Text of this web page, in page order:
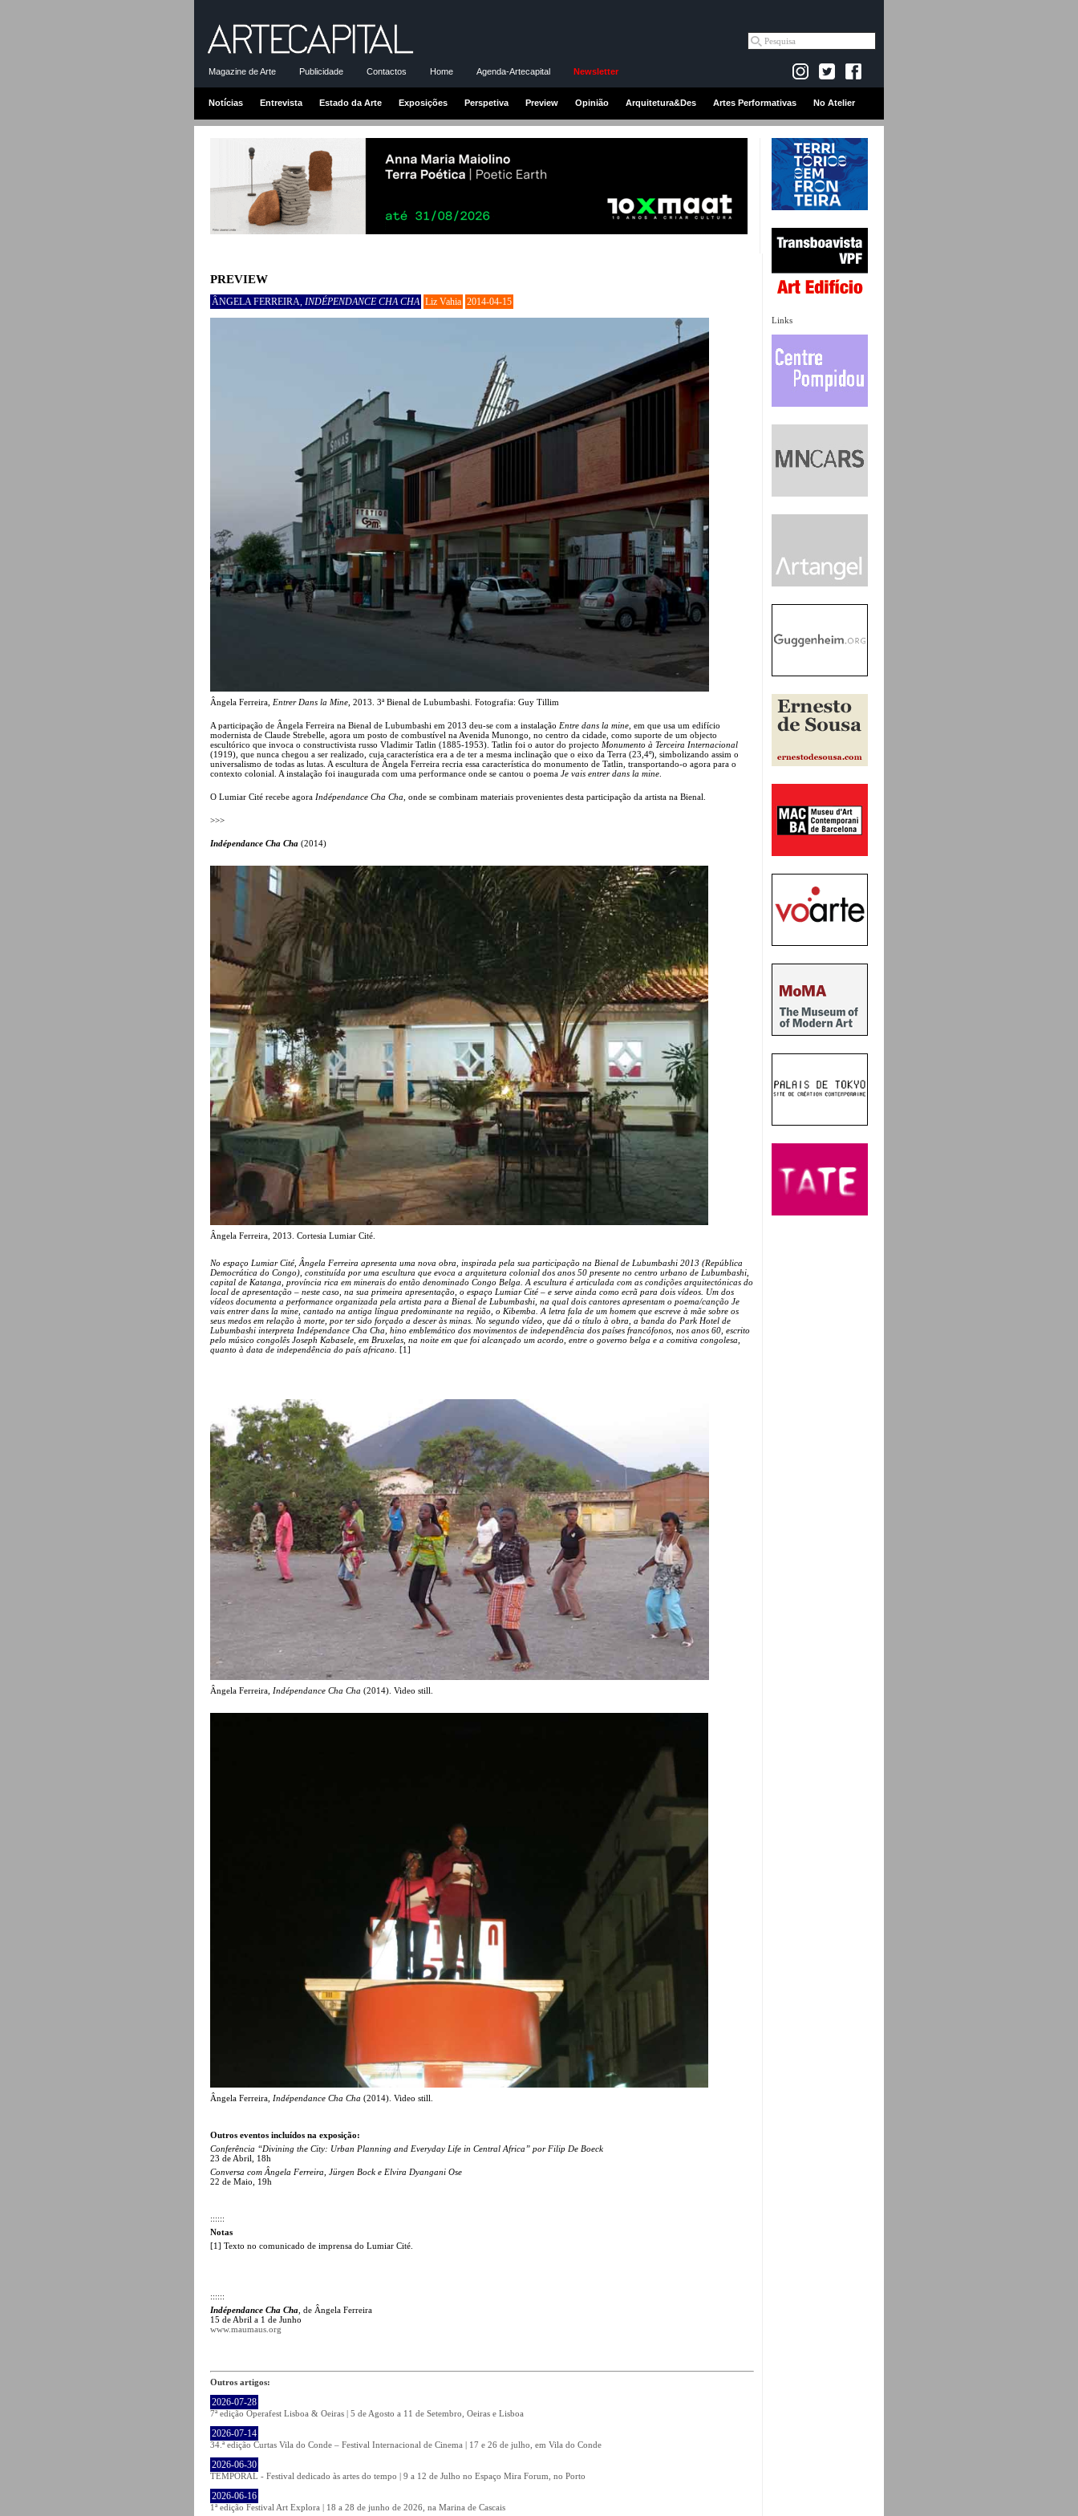
Magazine de Arte Publicidade Contactos Home Agenda-Artecapital Newsletter
Notícias Entrevista Estado da Arte Exposições Perspetiva Preview Opinião Arquitetura&Des Artes Performativas No Atelier
Links
PREVIEW
ÂNGELA FERREIRA, INDÉPENDANCE CHA CHA Liz Vahia 2014-04-15
Ângela Ferreira, Entrer Dans la Mine , 2013. 3ª Bienal de Lubumbashi. Fotografia: Guy Tillim
A participação de Ângela Ferreira na Bienal de Lubumbashi em 2013 deu-se com a instalação Entre dans la mine , em que usa um edifício
modernista de Claude Strebelle, agora um posto de combustível na Avenida Munongo, no centro da cidade, como suporte de um objecto
escultórico que invoca o constructivista russo Vladimir Tatlin (1885-1953). Tatlin foi o autor do projecto Monumento à Terceira Internacional
(1919), que nunca chegou a ser realizado, cuja característica era a de ter a mesma inclinação que o eixo da Terra (23,4º), simbolizando assim o
universalismo de todas as lutas. A escultura de Ângela Ferreira recria essa característica do monumento de Tatlin, transportando-o agora para o
contexto colonial. A instalação foi inaugurada com uma performance onde se cantou o poema Je vais entrer dans la mine
O Lumiar Cité recebe agora Indépendance Cha Cha , onde se combinam materiais provenientes desta participação da artista na Bienal.
>>>
Indépendance Cha Cha (2014)
Ângela Ferreira, 2013. Cortesia Lumiar Cité.
No espaço Lumiar Cité, Ângela Ferreira apresenta uma nova obra, inspirada pela sua participação na Bienal de Lubumbashi 2013 (República
Democrática do Congo), constituída por uma escultura que evoca a arquitetura colonial dos anos 50 presente no centro urbano de Lubumbashi,
capital de Katanga, província rica em minerais do então denominado Congo Belga. A escultura é articulada com as condições arquitectónicas do
local de apresentação – neste caso, na sua primeira apresentação, o espaço Lumiar Cité – e serve ainda como ecrã para dois vídeos. Um dos
vídeos documenta a performance organizada pela artista para a Bienal de Lubumbashi, na qual dois cantores apresentam o poema/canção Je
vais entrer dans la mine, cantado na antiga língua predominante na região, o Kibemba. A letra fala de um homem que escreve à mãe sobre os
seus medos em relação à morte, por ter sido forçado a descer às minas. No segundo vídeo, que dá o título à obra, a banda do Park Hotel de
Lubumbashi interpreta Indépendance Cha Cha, hino emblemático dos movimentos de independência dos países francófonos, nos anos 60, escrito
pelo músico congolês Joseph Kabasele, em Bruxelas, na noite em que foi alcançado um acordo, entre o governo belga e a comitiva congolesa,
quanto à data de independência do país africano. [1]
Ângela Ferreira, Indépendance Cha Cha (2014). Video still.
Ângela Ferreira, Indépendance Cha Cha (2014). Video still.
Outros eventos incluídos na exposição:
Conferência “Divining the City: Urban Planning and Everyday Life in Central Africa” por Filip De Boeck
23 de Abril, 18h
Conversa com Ângela Ferreira, Jürgen Bock e Elvira Dyangani Ose
22 de Maio, 19h
::::::
Notas
[1] Texto no comunicado de imprensa do Lumiar Cité.
::::::
Indépendance Cha Cha , de Ângela Ferreira
15 de Abril a 1 de Junho
www.maumaus.org
Outros artigos:
2026-07-28
7ª edição Operafest Lisboa & Oeiras | 5 de Agosto a 11 de Setembro, Oeiras e Lisboa
2026-07-14
34.ª edição Curtas Vila do Conde – Festival Internacional de Cinema | 17 e 26 de julho, em Vila do Conde
2026-06-30
TEMPORAL - Festival dedicado às artes do tempo | 9 a 12 de Julho no Espaço Mira Forum, no Porto
2026-06-16
1ª edição Festival Art Explora | 18 a 28 de junho de 2026, na Marina de Cascais